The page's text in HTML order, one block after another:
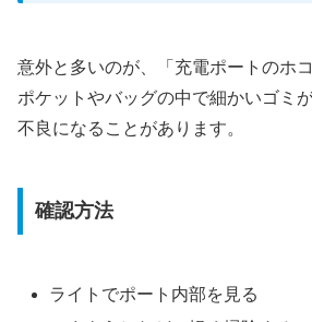
意外と多いのが、「充電ポートのホ
ポケットやバッグの中で細かいゴミ
不良になることがあります。
確認方法
ライトでポート内部を見る